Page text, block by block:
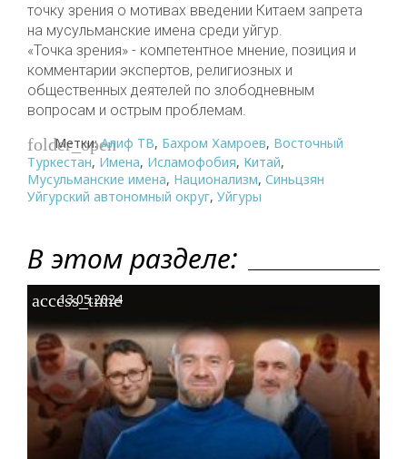
точку зрения о мотивах введении Китаем запрета
на мусульманские имена среди уйгур.
«Точка зрения» - компетентное мнение, позиция и
комментарии экспертов, религиозных и
общественных деятелей по злободневным
вопросам и острым проблемам.
folder_open
Метки:Алиф ТВ, Бахром Хамроев, Восточный
Туркестан, Имена, Исламофобия, Китай,
Мусульманские имена, Национализм, Синьцзян
Уйгурский автономный округ, Уйгуры
В этом разделе:
access_time
13.05.2024